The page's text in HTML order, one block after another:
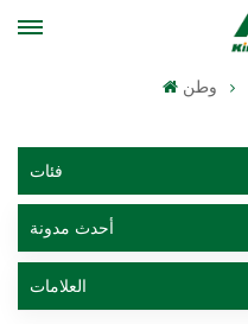
وطن
فئات
أحدث مدونة
العلامات